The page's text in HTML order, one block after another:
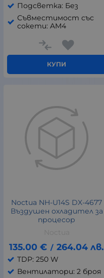
Подсветка: Без
Съвместимост със
сокети: AM4
КУПИ
Noctua NH-U14S DX-4677
Въздушен охладител за
процесор
135.00 € / 264.04 лв.
TDP: 250 W
Вентилатори: 2 броя